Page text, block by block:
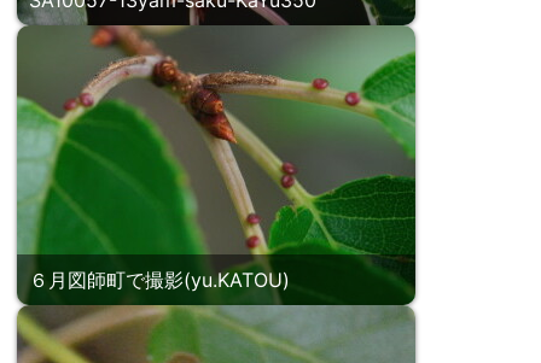
６月図師町で撮影(yu.KATOU)